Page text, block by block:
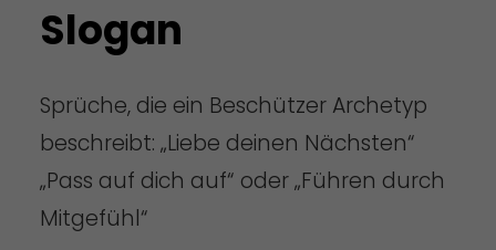
Slogan
Sprüche, die ein Beschützer Archetyp
beschreibt: „Liebe deinen Nächsten“
„Pass auf dich auf“ oder „Führen durch
Mitgefühl“